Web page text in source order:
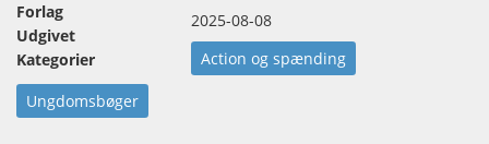
Forlag
Udgivet
2025-08-08
Kategorier
Action og spænding
Ungdomsbøger